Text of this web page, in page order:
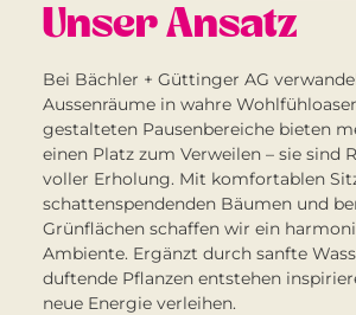
Unser Ansatz
Bei Bächler + Güttinger AG
Aussenräume in wahre
gestalteten Pausenbereiche bieten
einen Platz zum Verweilen – sie sind
voller Erholung. Mit komfortablen
schattenspendenden Bäumen und
Grünflächen schaffen wir ein
Ambiente. Ergänzt durch sanfte
duftende Pflanzen entstehen
neue Energie verleihen.